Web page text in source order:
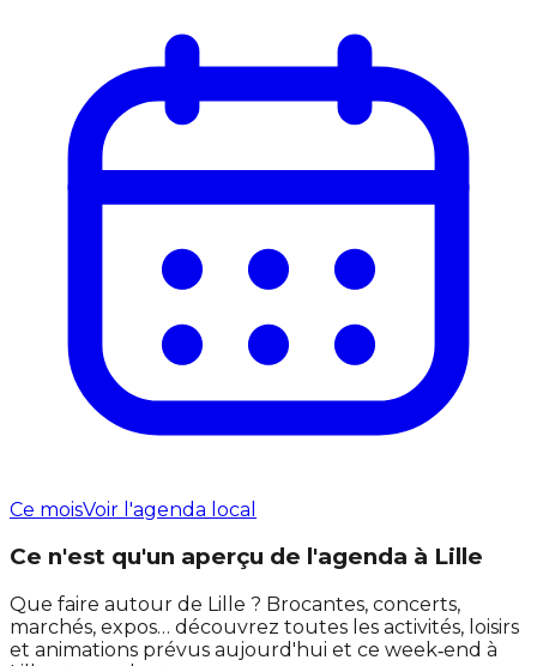
Ce moisVoir l'agenda local
Ce n'est qu'un aperçu de l'agenda à Lille
Que faire autour de Lille ? Brocantes, concerts,
marchés, expos… découvrez toutes les activités, loisirs
et animations prévus aujourd'hui et ce week‑end à